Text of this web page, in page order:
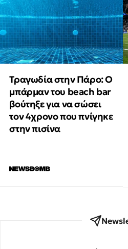
Τραγωδία στην Πάρο: Ο
μπάρμαν του beach bar
βούτηξε για να σώσει
τον 4χρονο που πνίγηκε
στην πισίνα